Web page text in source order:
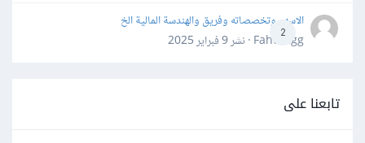
2
الاسهم وتخصصاته وفريق والهندسة المالية الخ
Fahd Ggg · نشر
9 فبراير 2025
تابعنا على